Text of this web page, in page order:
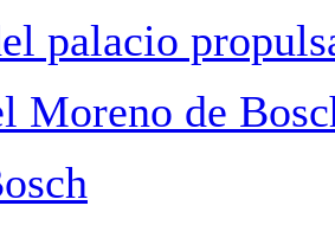
palacio
Moreno de